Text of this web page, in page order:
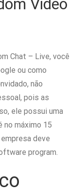
Video
Chat – Live, você
ou como
não
pois as
ele possui uma
no máximo 15
deve
program.